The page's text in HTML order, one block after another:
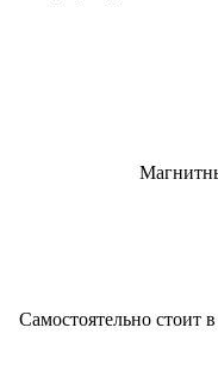
Самостоятельно стоит